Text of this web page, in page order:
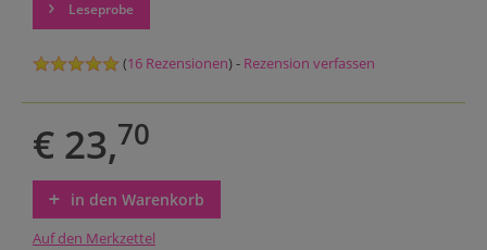
Leseprobe
(16 Rezensionen) - Rezension verfassen
€ 23,70
in den Warenkorb
Auf den Merkzettel